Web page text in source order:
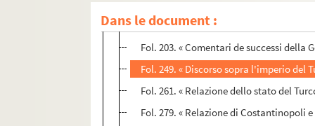
Dans le document :
Fol. 167. « Relazione de l'ambasciatore
Fol. 193. « Relazione della religione
Fol. 203. « Comentari de successi della
Fol. 249. « Discorso sopra l'imperio del
Fol. 261. « Relazione dello stato del
Fol. 279. « Relazione di Costantinopoli